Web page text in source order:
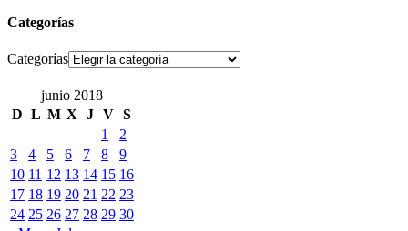
Categorías
Categorías
junio 2018
D L M X J V S
1
2
3
4 5 6 7 8
9
10 11 12 13 14 15 16
17 18 19 20 21 22 23
24 25 26 27 28 29 30